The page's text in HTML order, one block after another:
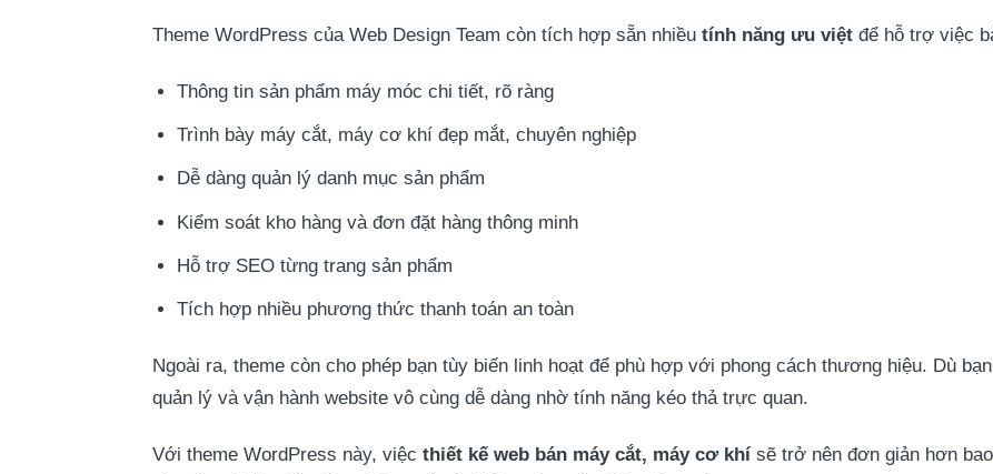
Theme WordPress của Web Design Team còn tích hợp sẵn nhiều tính năng ưu việt để hỗ trợ việc
Thông tin sản phẩm máy móc chi tiết, rõ ràng
Trình bày máy cắt, máy cơ khí đẹp mắt, chuyên nghiệp
Dễ dàng quản lý danh mục sản phẩm
Kiểm soát kho hàng và đơn đặt hàng thông minh
Hỗ trợ SEO từng trang sản phẩm
Tích hợp nhiều phương thức thanh toán an toàn
Ngoài ra, theme còn cho phép bạn tùy biến linh hoạt để phù hợp với phong cách thương hiệu. Dù
quản lý và vận hành website vô cùng dễ dàng nhờ tính năng kéo thả trực quan.
Với theme WordPress này, việc thiết kế web bán máy cắt, máy cơ khí sẽ trở nên đơn giản hơn